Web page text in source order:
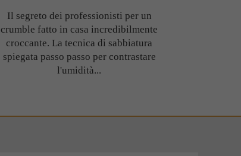
Il segreto dei professionisti per un
crumble fatto in casa incredibilmente
croccante. La tecnica di sabbiatura
spiegata passo passo per contrastare
l'umidità...